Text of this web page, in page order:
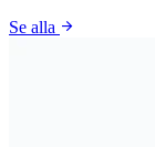
Se alla arrow_forward